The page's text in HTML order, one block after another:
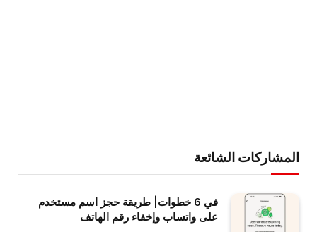
المشاركات الشائعة
في 6 خطوات| طريقة حجز اسم مستخدم
على واتساب وإخفاء رقم الهاتف